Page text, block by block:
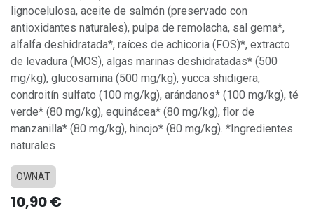
lignocelulosa, aceite de salmón (preservado con
antioxidantes naturales), pulpa de remolacha, sal gema*,
alfalfa deshidratada*, raíces de achicoria (FOS)*, extracto
de levadura (MOS), algas marinas deshidratadas* (500
mg/kg), glucosamina (500 mg/kg), yucca shidigera,
condroitín sulfato (100 mg/kg), arándanos* (100 mg/kg), té
verde* (80 mg/kg), equinácea* (80 mg/kg), flor de
manzanilla* (80 mg/kg), hinojo* (80 mg/kg). *Ingredientes
naturales
OWNAT
10,90€